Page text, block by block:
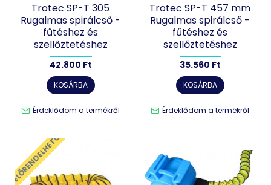
Trotec SP-T 305
Rugalmas spirálcső -
fűtéshez és
szellőztetéshez
42.800 Ft
KOSÁRBA
Érdeklődöm a termékről
Trotec SP-T 457 mm
Rugalmas spirálcső -
fűtéshez és
szellőztetéshez
35.560 Ft
KOSÁRBA
Érdeklődöm a termékről
ELŐRENDELHETŐ